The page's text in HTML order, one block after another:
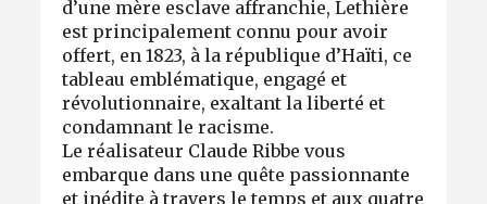
d’une mère esclave affranchie, Lethière
est principalement connu pour avoir
offert, en 1823, à la république d’Haïti, ce
tableau emblématique, engagé et
révolutionnaire, exaltant la liberté et
condamnant le racisme.
Le réalisateur Claude Ribbe vous
embarque dans une quête passionnante
et inédite à travers le temps et aux quatre